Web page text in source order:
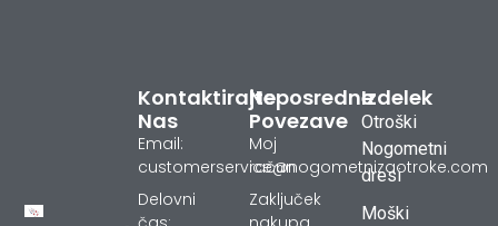
Izdelek
Otroški
Nogometni
dresi
Moški
Neposredne
Povezave
Moj
račun
Zaključek
Kontaktirajte
Nas
Email:
customerservice@nogometnizaotroke.com
Delovni